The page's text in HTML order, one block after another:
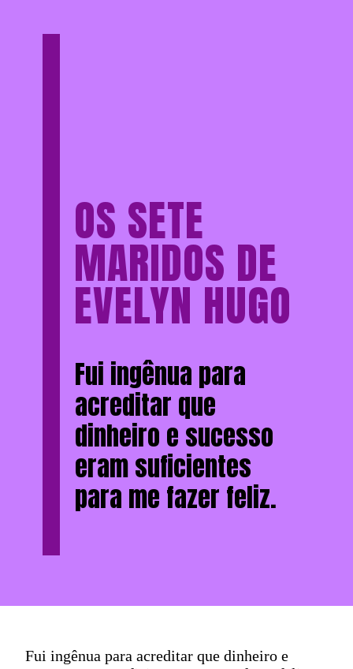
Fui ingênua para
acreditar que
dinheiro e sucesso
eram suficientes
para me fazer feliz.
OS SETE
MARIDOS DE
EVELYN HUGO
Fui ingênua para acreditar que dinheiro e